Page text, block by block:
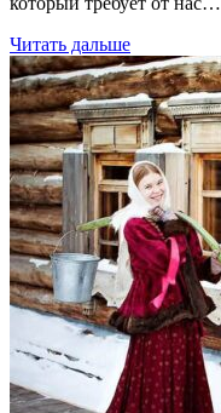
Читать дальше